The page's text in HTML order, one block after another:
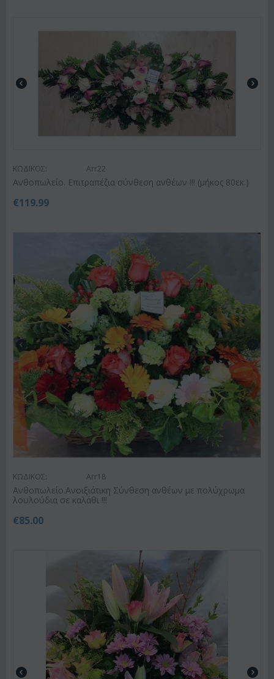
ΚΩΔΙΚΟΣ: Arr22
Ανθοπωλείο. Επιτραπέζια σύνθεση ανθέων !!! (μήκος 80εκ.)
€119.99
ΚΩΔΙΚΟΣ: Arr18
Ανθοπωλείο.Ανοιξιάτικη Σύνθεση ανθέων με πολύχρωμα
λουλούδια σε καλάθι !!!
€85.00